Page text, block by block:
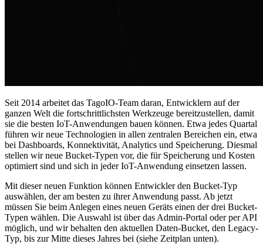
Seit 2014 arbeitet das TagoIO-Team daran, Entwicklern auf der
ganzen Welt die fortschrittlichsten Werkzeuge bereitzustellen, damit
sie die besten IoT-Anwendungen bauen können. Etwa jedes Quartal
führen wir neue Technologien in allen zentralen Bereichen ein, etwa
bei Dashboards, Konnektivität, Analytics und Speicherung. Diesmal
stellen wir neue Bucket-Typen vor, die für Speicherung und Kosten
optimiert sind und sich in jeder IoT-Anwendung einsetzen lassen.
Mit dieser neuen Funktion können Entwickler den Bucket-Typ
auswählen, der am besten zu ihrer Anwendung passt. Ab jetzt
müssen Sie beim Anlegen eines neuen Geräts einen der drei Bucket-
Typen wählen. Die Auswahl ist über das Admin-Portal oder per API
möglich, und wir behalten den aktuellen Daten-Bucket, den Legacy-
Typ, bis zur Mitte dieses Jahres bei (siehe Zeitplan unten).